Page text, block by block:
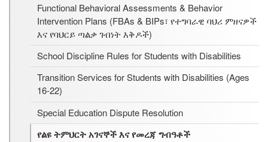
Functional Behavioral Assessments & Behavior
Intervention Plans (FBAs & BIPs፣ የተግባራዊ ባህሪ ምዘናዎች
እና የባህርይ ጣልቃ ገብነት እቅዶች)
School Discipline Rules for Students with Disabilities
Transition Services for Students with Disabilities (Ages
16-22)
Special Education Dispute Resolution
የልዩ ትምህርት አገናኞች እና የመረጃ ግብዓቶች